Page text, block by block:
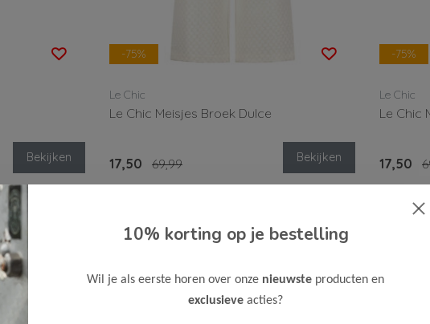
Bekijken
-75%
Le Chic
Le Chic Meisjes Broek Dulce
17,50 69,99 Bekijken
-75%
Le Chic
Le Chic
17,50
10% korting op je bestelling
Wil je als eerste horen over onze nieuwste producten en
exclusieve acties?